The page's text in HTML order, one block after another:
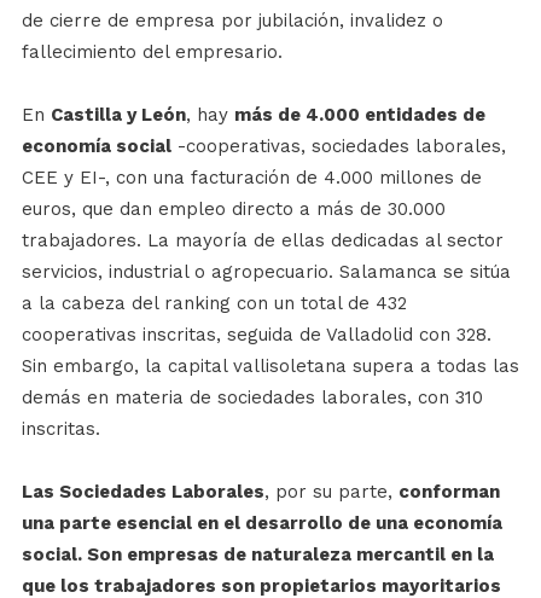
de cierre de empresa por jubilación, invalidez o
fallecimiento del empresario.
En Castilla y León, hay más de 4.000 entidades de
economía social-cooperativas, sociedades laborales,
CEE y EI-, con una facturación de 4.000 millones de
euros, que dan empleo directo a más de 30.000
trabajadores. La mayoría de ellas dedicadas al sector
servicios, industrial o agropecuario. Salamanca se sitúa
a la cabeza del ranking con un total de 432
cooperativas inscritas, seguida de Valladolid con 328.
Sin embargo, la capital vallisoletana supera a todas las
demás en materia de sociedades laborales, con 310
inscritas.
Las Sociedades Laborales, por su parte, conforman
una parte esencial en el desarrollo de una economía
social. Son empresas de naturaleza mercantil en la
que los trabajadores son propietarios mayoritarios